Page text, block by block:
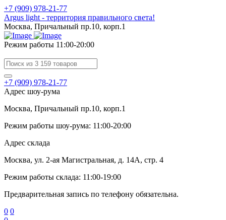
+7 (909) 978-21-77
Argus light - территория правильного света!
Москва, Причальный пр.10, корп.1
Режим работы 11:00-20:00
+7 (909) 978-21-77
Адрес шоу-рума
Москва, Причальный пр.10, корп.1
Режим работы шоу-рума: 11:00-20:00
Адрес склада
Москва, ул. 2-ая Магистральная, д. 14А, стр. 4
Режим работы склада: 11:00-19:00
Предварительная запись по телефону обязательна.
0 0